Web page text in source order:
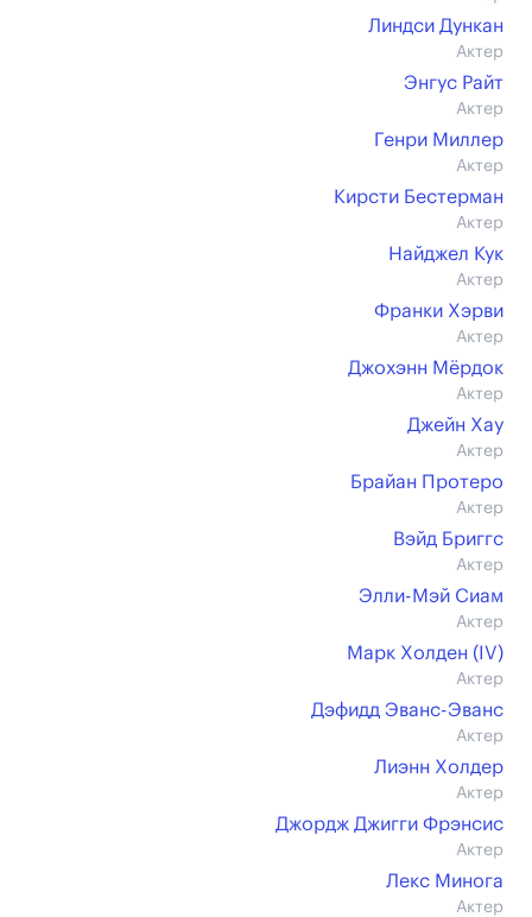
Линдси Дункан
Актер
Энгус Райт
Актер
Генри Миллер
Актер
Кирсти Бестерман
Актер
Найджел Кук
Актер
Франки Хэрви
Актер
Джохэнн Мёрдок
Актер
Джейн Хау
Актер
Брайан Протеро
Актер
Вэйд Бриггс
Актер
Элли-Мэй Сиам
Актер
Марк Холден (IV)
Актер
Дэфидд Эванс-Эванс
Актер
Лиэнн Холдер
Актер
Джордж Джигги Фрэнсис
Актер
Лекс Минога
Актер